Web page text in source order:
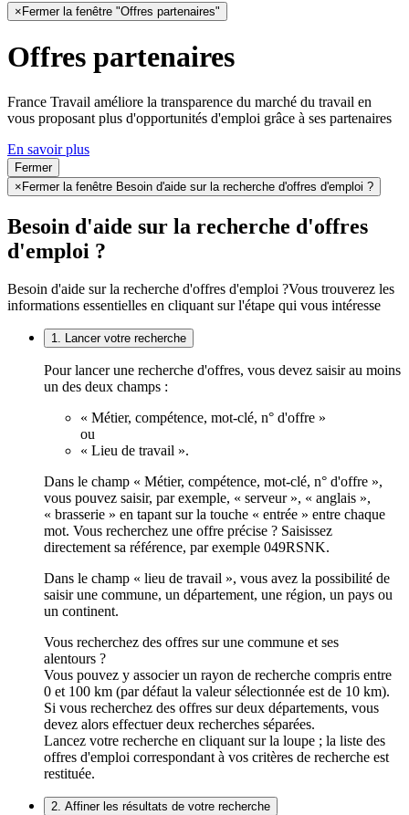
× Fermer la fenêtre "Offres partenaires"
Offres partenaires
France Travail améliore la transparence du marché du travail en
vous proposant plus d'opportunités d'emploi grâce à ses partenaires
En savoir plus
Fermer
×Fermer la fenêtre Besoin d'aide sur la recherche d'offres d'emploi ?
Besoin d'aide sur la recherche d'offres
d'emploi ?
Besoin d'aide sur la recherche d'offres d'emploi ?Vous trouverez les
informations essentielles en cliquant sur l'étape qui vous intéresse
1. Lancer votre recherche
Pour lancer une recherche d'offres, vous devez saisir au moins
un des deux champs :
« Métier, compétence, mot-clé, n° d'offre »
ou
« Lieu de travail ».
Dans le champ « Métier, compétence, mot-clé, n° d'offre »,
vous pouvez saisir, par exemple, « serveur », « anglais »,
« brasserie » en tapant sur la touche « entrée » entre chaque
mot. Vous recherchez une offre précise ? Saisissez
directement sa référence, par exemple 049RSNK.
Dans le champ « lieu de travail », vous avez la possibilité de
saisir une commune, un département, une région, un pays ou
un continent.
Vous recherchez des offres sur une commune et ses
alentours ?
Vous pouvez y associer un rayon de recherche compris entre
0 et 100 km (par défaut la valeur sélectionnée est de 10 km).
Si vous recherchez des offres sur deux départements, vous
devez alors effectuer deux recherches séparées.
Lancez votre recherche en cliquant sur la loupe ; la liste des
offres d'emploi correspondant à vos critères de recherche est
restituée.
2. Affiner les résultats de votre recherche